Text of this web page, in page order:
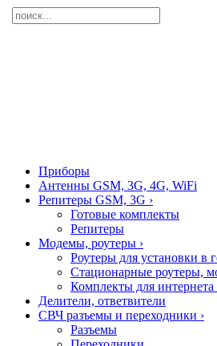
Приборы
Антенны GSM, 3G, 4G, WiFi
Репитеры GSM, 3G ›
Готовые комплекты
Репитеры
Модемы, роутеры ›
Роутеры для установки в
Стационарные роутеры,
Комплекты для интернета
Делители, ответвители
СВЧ разъемы и переходники ›
Разъемы